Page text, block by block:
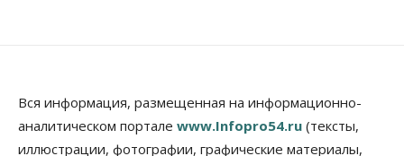
новосибирской сети СТО пояснил кому можно
заливать бензин Евро‑2
09 Августа 2026, 10:00
Вся информация, размещенная на информационно-
аналитическом портале www.Infopro54.ru (тексты,
иллюстрации, фотографии, графические материалы,